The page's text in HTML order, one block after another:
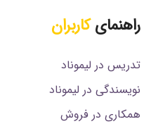
راهنمایکاربران
تدریس در لیموناد
نویسندگی در لیموناد
همکاری در فروش